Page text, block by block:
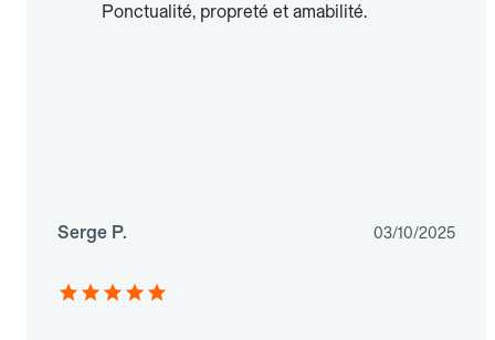
Ponctualité, propreté et amabilité.
Serge P. 03/10/2025